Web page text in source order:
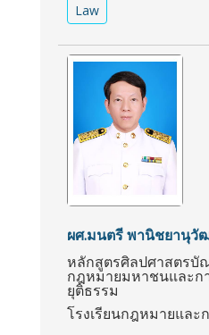
Law
ผศ.มนตรี พานิชยานุวั
หลักสูตรศิลปศาสตรบั
กฎหมายมหาชนและก
ยุติธรรม
โรงเรียนกฎหมายและ